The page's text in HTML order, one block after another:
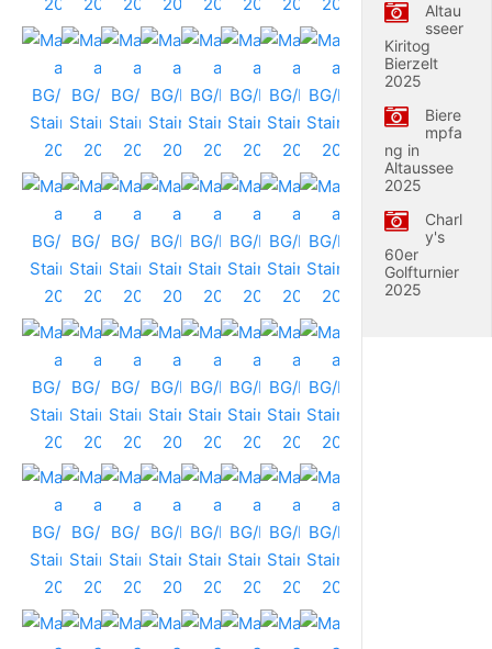
Altau
sseer
Kiritog
Bierzelt
2025
Biere
mpfa
ng in
Altaussee
2025
Charl
y's
60er
Golfturnier
2025